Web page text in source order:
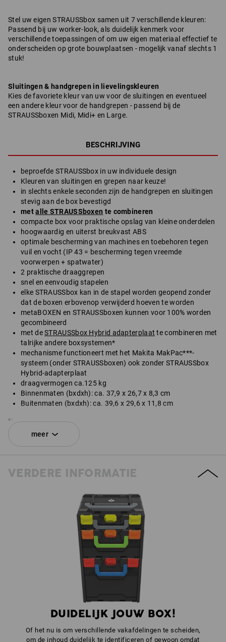
Stel uw eigen STRAUSSbox samen uit 7 verschillende kleuren:
Passend bij uw worker-look, als duidelijk kenmerk voor
verschillende toepassingen of om uw eigen materiaal effectief te
onderscheiden op grote bouwplaatsen - mogelijk vanaf slechts 1
stuk!
Sluitingen & handgrepen in lievelingskleuren
Kies de favoriete kleur van uw voor de sluitingen en eventueel
een andere kleur voor de handgrepen - passend bij de
STRAUSSboxen Midi, Midi+ en Large.
BESCHRIJVING
beproefde STRAUSSbox in uw individuele design
Kleuren van sluitingen en grepen naar keuze!
in slechts enkele seconden zijn de handgrepen en sluitingen
stevig aan de box bevestigd
metalle STRAUSSboxen te combineren
compacte box voor praktische opslag van kleine onderdelen
hoogwaardig en uiterst breukvast ABS
optimale bescherming van machines en toebehoren tegen
vuil en vocht (IP 43 = bescherming tegen vreemde
voorwerpen + spatwater)
2 praktische draaggrepen
snel en eenvoudig stapelen
elke STRAUSSbox kan in de stapel worden geopend zonder
dat de boxen erbovenop verwijderd hoeven te worden
metaBOXEN en STRAUSSboxen kunnen voor 100% worden
gecombineerd
met deSTRAUSSbox Hybrid adapterplaat te combineren met
talrijke andere boxsystemen*
mechanisme functioneert met het Makita MakPac***-
systeem (onder STRAUSSboxen) ook zonder STRAUSSbox
Hybrid-adapterplaat
draagvermogen ca.125 kg
Binnenmaten (bxdxh): ca. 37,9 x 26,7 x 8,3 cm
Buitenmaten (bxdxh): ca. 39,6 x 29,6 x 11,8 cm
*Niet inbegrepen in de leveringsomvang.
Levering zonder inh
STRAUSSbox sluitingen
STRAUSSbox frontgreep 118 + dekselgreep
meer
VERDERE INFORMATIE
DUIDELIJK JOUW BOX!
Of het nu is om verschillende vakafdelingen te scheiden,
om de inhoud duidelijk te identificeren of gewoon omdat